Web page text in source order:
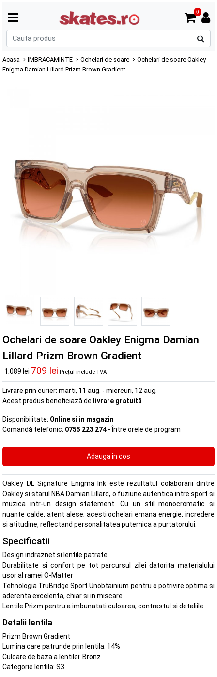
0
Acasa IMBRACAMINTE Ochelari de soare
Ochelari de soare Oakley
Enigma Damian Lillard Prizm Brown Gradient
Ochelari de soare Oakley Enigma Damian
Lillard Prizm Brown Gradient
1,089 lei709 lei Prețul include TVA
Livrare prin curier: marti, 11 aug. - miercuri, 12 aug.
Acest produs beneficiază de livrare gratuită
Disponibilitate: Online si in magazin
Comandă telefonic: 0755 223 274 - Între orele de program
Oakley DL Signature Enigma Ink este rezultatul colaborarii dintre
Oakley si starul NBA Damian Lillard, o fuziune autentica intre sport si
muzica intr-un design statement. Cu un stil monocromatic si
nuante calde, atent alese, acesti ochelari emana energie, incredere
si atitudine, reflectand personalitatea puternica a purtatorului.
Specificatii
Design indraznet si lentile patrate
Durabilitate si confort pe tot parcursul zilei datorita materialului
usor al ramei O-Matter
Tehnologia TruBridge Sport Unobtainium pentru o potrivire optima si
aderenta excelenta, chiar si in miscare
Lentile Prizm pentru a imbunatati culoarea, contrastul si detaliile
Detalii lentila
Prizm Brown Gradient
Lumina care patrunde prin lentila: 14%
Culoare de baza a lentilei: Bronz
Categorie lentila: S3